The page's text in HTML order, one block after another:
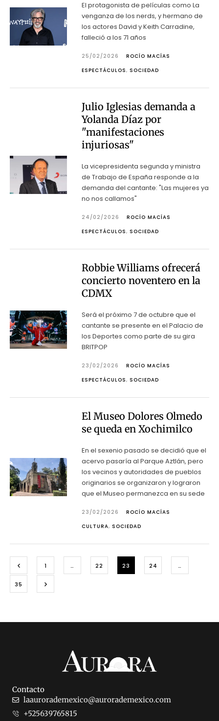
El protagonista de películas como La
venganza de los nerds, y hermano de
los actores David y Keith Carradine,
falleció a los 71 años
25/02/2026
ROCÍO MACÍAS
ESPECTÁCULOS, SOCIEDAD
Julio Iglesias demanda a
Yolanda Díaz por
"manifestaciones
injuriosas"
La vicepresidenta segunda y ministra
de Trabajo de España responde a la
demanda del cantante: "Las mujeres ya
no nos callamos"
24/02/2026
ROCÍO MACÍAS
ESPECTÁCULOS, SOCIEDAD
Robbie Williams ofrecerá
concierto noventero en la
CDMX
Será el próximo 7 de octubre que el
cantante se presente en el Palacio de
los Deportes como parte de su gira
BRITPOP
23/02/2026
ROCÍO MACÍAS
ESPECTÁCULOS, SOCIEDAD
El Museo Dolores Olmedo
se queda en Xochimilco
En el sexenio pasado se decidió que el
acervo pasaría al Parque Aztlán, pero
los vecinos y autoridades de pueblos
originarios se organizaron y lograron
que el Museo permanezca en su sede
23/02/2026
ROCÍO MACÍAS
CULTURA, SOCIEDAD
1 … 22 23 24 …
35
Contacto
laaurorademexico@aurorademexico.com
+525639765815